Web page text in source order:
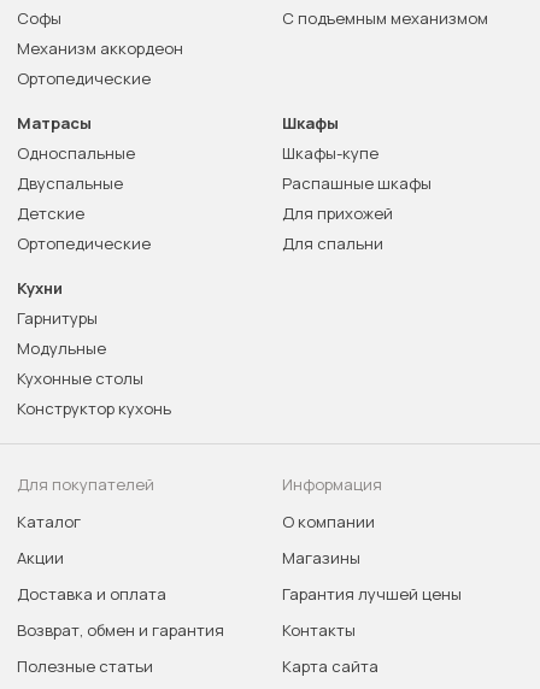
Софы
Механизм аккордеон
Ортопедические
С подъемным механизмом
Матрасы
Односпальные
Двуспальные
Детские
Ортопедические
Шкафы
Шкафы-купе
Распашные шкафы
Для прихожей
Для спальни
Кухни
Гарнитуры
Модульные
Кухонные столы
Конструктор кухонь
Для покупателей
Каталог
Акции
Доставка и оплата
Возврат, обмен и гарантия
Полезные статьи
Информация
О компании
Магазины
Гарантия лучшей цены
Контакты
Карта сайта